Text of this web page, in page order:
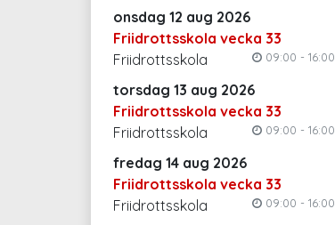
onsdag 12 aug 2026
Friidrottsskola vecka 33
09:00 - 16:00
Friidrottsskola
torsdag 13 aug 2026
Friidrottsskola vecka 33
09:00 - 16:00
Friidrottsskola
fredag 14 aug 2026
Friidrottsskola vecka 33
09:00 - 16:00
Friidrottsskola